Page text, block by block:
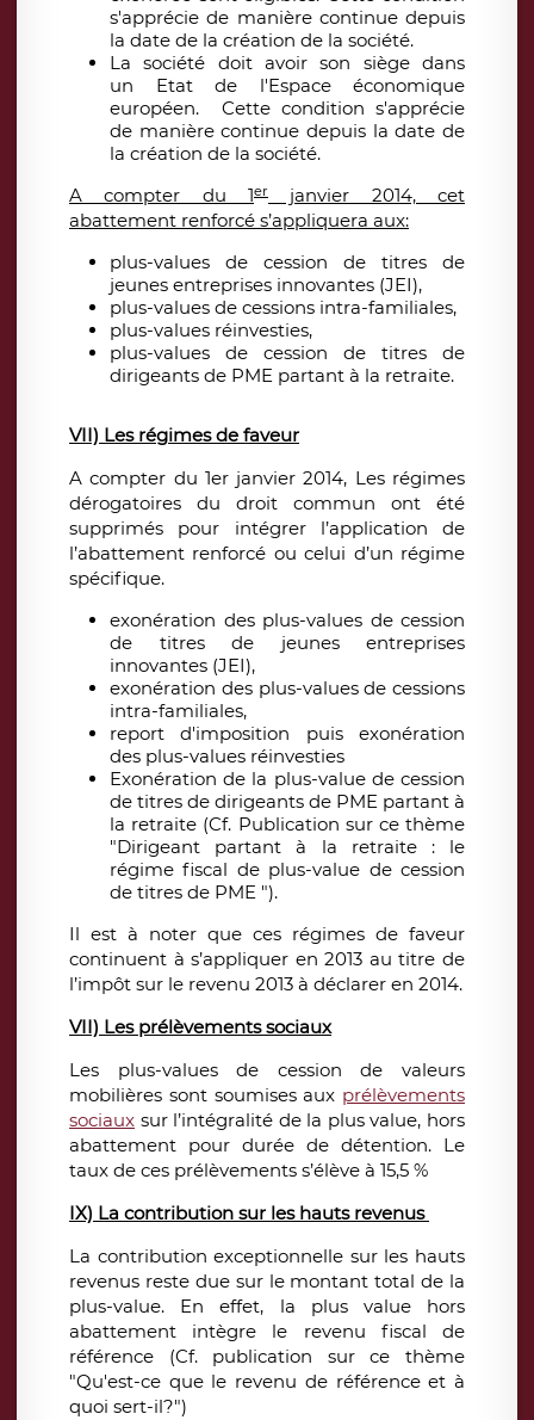
s'apprécie de manière continue depuis
la date de la création de la société.
La société doit avoir son siège dans
un Etat de l'Espace économique
européen. Cette condition s'apprécie
de manière continue depuis la date de
la création de la société.
A compter du 1er
janvier 2014, cet
abattement renforcé s’appliquera aux:
plus-values de cession de titres de
jeunes entreprises innovantes (JEI),
plus-values de cessions intra-familiales,
plus-values réinvesties,
plus-values de cession de titres de
dirigeants de PME partant à la retraite.
VII) Les régimes de faveur
A compter du 1er janvier 2014, Les régimes
dérogatoires du droit commun ont été
supprimés pour intégrer l’application de
l’abattement renforcé ou celui d’un régime
spécifique.
exonération des plus-values de cession
de titres de jeunes entreprises
innovantes (JEI),
exonération des plus-values de cessions
intra-familiales,
report d'imposition puis exonération
des plus-values réinvesties
Exonération de la plus-value de cession
de titres de dirigeants de PME partant à
la retraite (Cf. Publication sur ce thème
"Dirigeant partant à la retraite : le
régime fiscal de plus-value de cession
de titres de PME ").
Il est à noter que ces régimes de faveur
continuent à s’appliquer en 2013 au titre de
l’impôt sur le revenu 2013 à déclarer en 2014.
VII) Les prélèvements sociaux
Les plus-values de cession de valeurs
mobilières sont soumises aux prélèvements
sociaux sur l’intégralité de la plus value, hors
abattement pour durée de détention. Le
taux de ces prélèvements s’élève à 15,5 %
IX) La contribution sur les hauts revenus
La contribution exceptionnelle sur les hauts
revenus reste due sur le montant total de la
plus-value. En effet, la plus value hors
abattement intègre le revenu fiscal de
référence (Cf. publication sur ce thème
"Qu'est-ce que le revenu de référence et à
quoi sert-il?")